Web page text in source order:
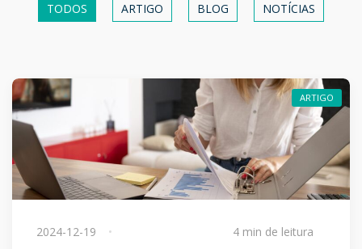
TODOS ARTIGO BLOG NOTÍCIAS
ARTIGO
2024-12-19 4 min de leitura